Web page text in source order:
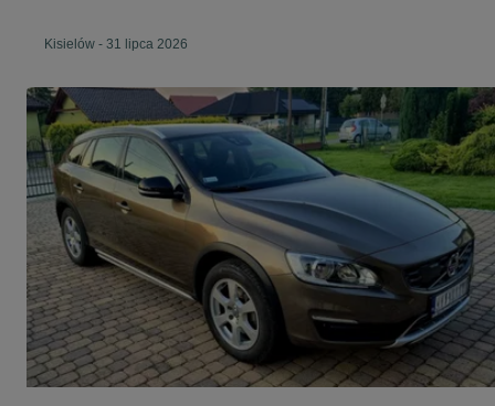
Kisielów - 31 lipca 2026